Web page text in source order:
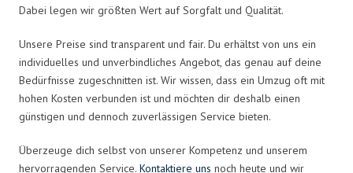
Dabei legen wir größten Wert auf Sorgfalt und Qualität.
Unsere Preise sind transparent und fair. Du erhältst von uns ein
individuelles und unverbindliches Angebot, das genau auf deine
Bedürfnisse zugeschnitten ist. Wir wissen, dass ein Umzug oft mit
hohen Kosten verbunden ist und möchten dir deshalb einen
günstigen und dennoch zuverlässigen Service bieten.
Überzeuge dich selbst von unserer Kompetenz und unserem
hervorragenden Service. Kontaktiere uns noch heute und wir